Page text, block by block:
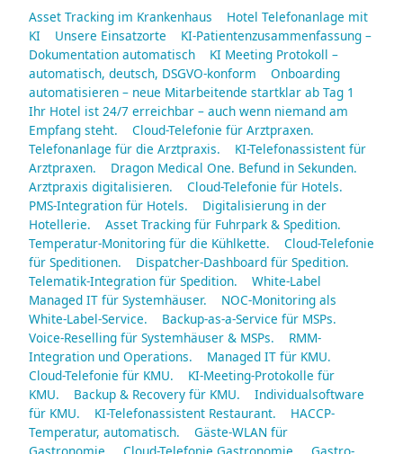
Asset Tracking im Krankenhaus
Hotel Telefonanlage mit
KI
Unsere Einsatzorte
KI-Patientenzusammenfassung –
Dokumentation automatisch
KI Meeting Protokoll –
automatisch, deutsch, DSGVO-konform
Onboarding
automatisieren – neue Mitarbeitende startklar ab Tag 1
Ihr Hotel ist 24/7 erreichbar – auch wenn niemand am
Empfang steht.
Cloud-Telefonie für Arztpraxen.
Telefonanlage für die Arztpraxis.
KI-Telefonassistent für
Arztpraxen.
Dragon Medical One. Befund in Sekunden.
Arztpraxis digitalisieren.
Cloud-Telefonie für Hotels.
PMS-Integration für Hotels.
Digitalisierung in der
Hotellerie.
Asset Tracking für Fuhrpark & Spedition.
Temperatur-Monitoring für die Kühlkette.
Cloud-Telefonie
für Speditionen.
Dispatcher-Dashboard für Spedition.
Telematik-Integration für Spedition.
White-Label
Managed IT für Systemhäuser.
NOC-Monitoring als
White-Label-Service.
Backup-as-a-Service für MSPs.
Voice-Reselling für Systemhäuser & MSPs.
RMM-
Integration und Operations.
Managed IT für KMU.
Cloud-Telefonie für KMU.
KI-Meeting-Protokolle für
KMU.
Backup & Recovery für KMU.
Individualsoftware
für KMU.
KI-Telefonassistent Restaurant.
HACCP-
Temperatur, automatisch.
Gäste-WLAN für